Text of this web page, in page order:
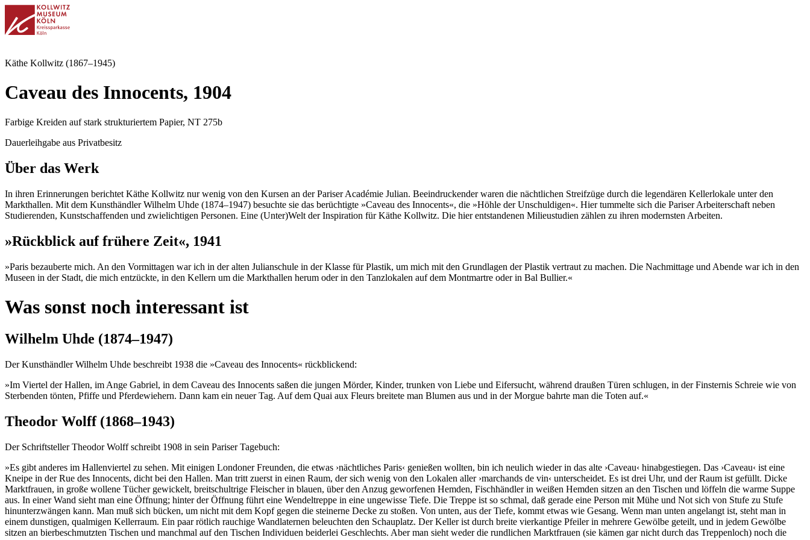
Käthe Kollwitz (1867–1945)
Caveau des Innocents, 1904
Farbige Kreiden auf stark strukturiertem Papier, NT 275b
Dauerleihgabe aus Privatbesitz
Über das Werk
In ihren Erinnerungen berichtet Käthe Kollwitz nur wenig von den Kursen an der Pariser Académie Julian. Beeindruckender waren die nächtlichen Streifzüge durch die legendären Kellerlokale unter den
Markthallen. Mit dem Kunsthändler Wilhelm Uhde (1874–1947) besuchte sie das berüchtigte »Caveau des Innocents«, die »Höhle der Unschuldigen«. Hier tummelte sich die Pariser Arbeiterschaft neben
Studierenden, Kunstschaffenden und zwielichtigen Personen. Eine (Unter)Welt der Inspiration für Käthe Kollwitz. Die hier entstandenen Milieustudien zählen zu ihren modernsten Arbeiten.
»Rückblick auf frühere Zeit«, 1941
»Paris bezauberte mich. An den Vormittagen war ich in der alten Julianschule in der Klasse für Plastik, um mich mit den Grundlagen der Plastik vertraut zu machen. Die Nachmittage und Abende war ich in den
Museen in der Stadt, die mich entzückte, in den Kellern um die Markthallen herum oder in den Tanzlokalen auf dem Montmartre oder in Bal Bullier.«
Was sonst noch interessant ist
Wilhelm Uhde (1874–1947)
Der Kunsthändler Wilhelm Uhde beschreibt 1938 die »Caveau des Innocents« rückblickend:
»Im Viertel der Hallen, im Ange Gabriel, in dem Caveau des Innocents saßen die jungen Mörder, Kinder, trunken von Liebe und Eifersucht, während draußen Türen schlugen, in der Finsternis Schreie wie von
Sterbenden tönten, Pfiffe und Pferdewiehern. Dann kam ein neuer Tag. Auf dem Quai aux Fleurs breitete man Blumen aus und in der Morgue bahrte man die Toten auf.«
Theodor Wolff (1868–1943)
Der Schriftsteller Theodor Wolff schreibt 1908 in sein Pariser Tagebuch:
»Es gibt anderes im Hallenviertel zu sehen. Mit einigen Londoner Freunden, die etwas ›nächtliches Paris‹ genießen wollten, bin ich neulich wieder in das alte ›Caveau‹ hinabgestiegen. Das ›Caveau‹ ist eine
Kneipe in der Rue des Innocents, dicht bei den Hallen. Man tritt zuerst in einen Raum, der sich wenig von den Lokalen aller ›marchands de vin‹ unterscheidet. Es ist drei Uhr, und der Raum ist gefüllt. Dicke
Marktfrauen, in große wollene Tücher gewickelt, breitschultrige Fleischer in blauen, über den Anzug geworfenen Hemden, Fischhändler in weißen Hemden sitzen an den Tischen und löffeln die warme Suppe
aus. In einer Wand sieht man eine Öffnung; hinter der Öffnung führt eine Wendeltreppe in eine ungewisse Tiefe. Die Treppe ist so schmal, daß gerade eine Person mit Mühe und Not sich von Stufe zu Stufe
hinunterzwängen kann. Man muß sich bücken, um nicht mit dem Kopf gegen die steinerne Decke zu stoßen. Von unten, aus der Tiefe, kommt etwas wie Gesang. Wenn man unten angelangt ist, steht man in
einem dunstigen, qualmigen Kellerraum. Ein paar rötlich rauchige Wandlaternen beleuchten den Schauplatz. Der Keller ist durch breite vierkantige Pfeiler in mehrere Gewölbe geteilt, und in jedem Gewölbe
sitzen an bierbeschmutzten Tischen und manchmal auf den Tischen Individuen beiderlei Geschlechts. Aber man sieht weder die rundlichen Marktfrauen (sie kämen gar nicht durch das Treppenloch) noch die